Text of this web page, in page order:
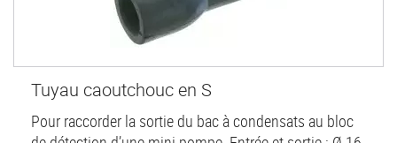
Tuyau caoutchouc en S
Pour raccorder la sortie du bac à condensats au bloc